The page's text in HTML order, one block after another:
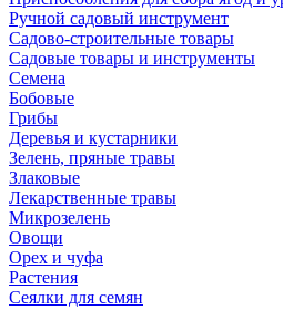
Ручной садовый инструмент
Садово-строительные товары
Садовые товары и инструменты
Семена
Бобовые
Грибы
Деревья и кустарники
Зелень, пряные травы
Злаковые
Лекарственные травы
Микрозелень
Овощи
Орех и чуфа
Растения
Сеялки для семян